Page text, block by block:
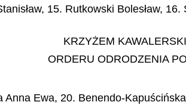
15. Rutkowski Bolesław, 16.
KRZYŻEM
ORDERU ODRODZENIA
Ewa, 20. Benendo-